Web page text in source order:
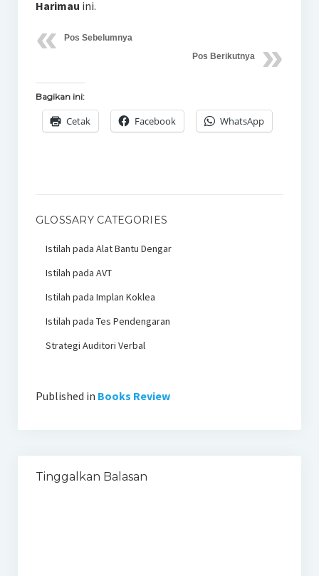
Harimau ini.
Pos Sebelumnya
Pos Berikutnya
Bagikan ini:
Cetak Facebook WhatsApp
GLOSSARY CATEGORIES
Istilah pada Alat Bantu Dengar
Istilah pada AVT
Istilah pada Implan Koklea
Istilah pada Tes Pendengaran
Strategi Auditori Verbal
Published in Books Review
Tinggalkan Balasan